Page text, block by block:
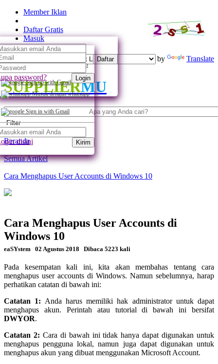
Member Iklan
Daftar Gratis
Daftar
Daftar dengan whatsapp
Sign up with Gmail
Masuk
password? Login
Masuk dengan whatsapp
Sign in with Gmail
disini Kirim
Powered by Translate
SUPPLIERMU
Filter
Beranda
Semua Artikel
Cara Menghapus User Accounts di Windows 10
Cara Menghapus User Accounts di
Windows 10
eaSYstem 02 Agustus 2018 Dibaca 5223 kali
Pada kesempatan kali ini, kita akan membahas tentang cara
menghapus user accounts di Windows. Namun sebelumnya, harap
perhatikan catatan di bawah ini:
Catatan 1: Anda harus memiliki hak administrator untuk dapat
menghapus akun. Perintah atau tutorial di bawah ini bersifat
DWYOR.
Catatan 2: Cara di bawah ini tidak hanya dapat digunakan untuk
menghapus pengguna lokal, namun juga dapat digunakan untuk
menghapus akun yang dibuat menggunakan Microsoft Account.